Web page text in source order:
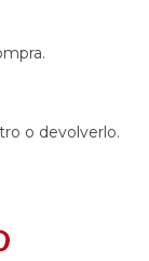
o devolverlo.